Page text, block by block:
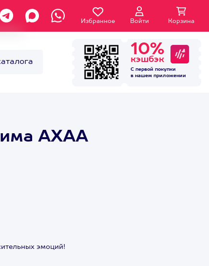
Избранное Войти Корзина
10%
кэшбэк
С первой покупки
в нашем приложении
АХАА
эмоций!